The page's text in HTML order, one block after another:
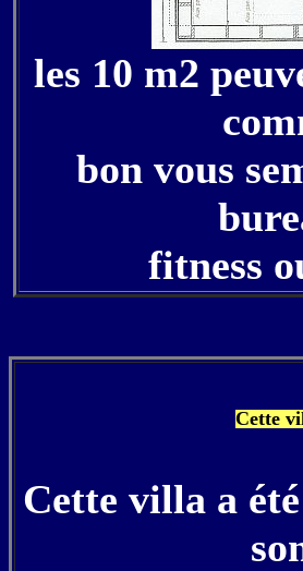
les 10 m2
bon vous
fitness
Cette
Cette villa a